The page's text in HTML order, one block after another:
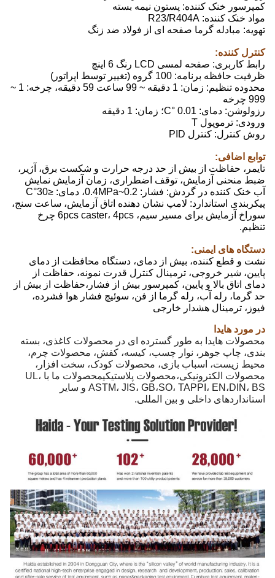
کمپرسور خنک کننده: پستون نیمه بسته
مواد خنک کننده: R23/R404A
تهویه: مبادله گرما صفحه ای از فولاد ضد زنگ
کنترل کننده:
رابط کاربری: صفحه لمسی LCD رنگ 6 اینچ
ظرفیت حافظه برنامه: 100 گروه (تغییر توسط اپراتور)
محدوده تنظیم: زمان: 1 دقیقه ~ 99 ساعت 59 دقیقه، چرخه: 1 ~
999 چرخه
رزولوشن: دمای: 0.01 °C؛ زمان: 1 دقیقه
ورودی: ترموپول T
روش کنترل: کنترل PID
توابع اضافی:
تایمر، حفاظت از بیش از حد درجه حرارت و شکست برق، آژیر،
ضبط منحنی آزمایش، توقف اضطراری، زمان آزمایش نمایش
آب خنک کننده در گردش: فشار: 0.2~0.4MPa، دمای: ≤30°C
پیکربندی استاندارد: لامپ نشان دهنده اتاق آزمایش، ساعت سنج،
سوراخ آزمایش برای مسیر سیم، 6pcs caster، 4pcs چرخ
تنظیم.
دستگاه های ایمنی:
نشت و قطع کننده، بیش از دمای، دستگاه محافظت از دمای
پایین، شیر خروجی، ترمینال کنترل قدرت نمونه، حفاظت از
دمای اتاق بالا و پایین، کمپرسور بیش از فشار،حفاظت از بیش از
حد گرما، رله آب، رله گرما از فن، سوئیچ فشار هوا فشرده،
فیوز، ترمینال هشدار خارجی
در مورد هايدا
محصولات هایدا به طور گسترده ای در محصولات کاغذی، بسته
بندی، چاپ جوهر، نوار چسب، کیسه، کفش، محصولات چرم،
محیط زیست، اسباب بازی، محصولات کودک، سخت افزار،
محصولات الکترونیکی،محصولات پلاستیکیمحصولات ما با UL،
ASTM، JIS، GB،SO، TAPPI، EN،DIN، BS و سایر
استانداردهای داخلی و بین المللی.